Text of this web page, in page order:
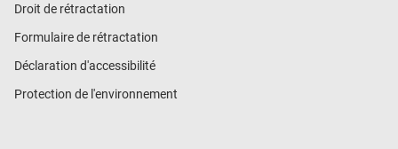
Droit de rétractation
Formulaire de rétractation
Déclaration d'accessibilité
Protection de l'environnement